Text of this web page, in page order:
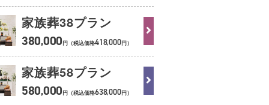
家族葬38プラン
380,000円（税込価格418,000円）
家族葬58プラン
580,000円（税込価格638,000円）